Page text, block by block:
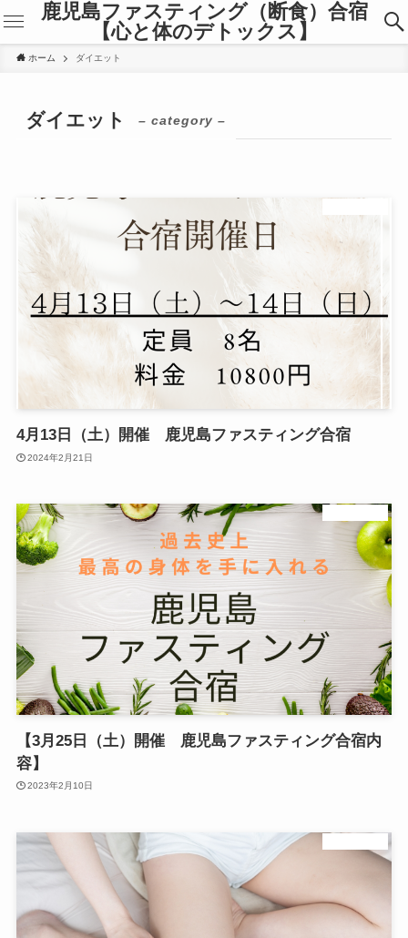
鹿児島ファスティング（断食）合宿
【心と体のデトックス】
ホーム ダイエット
ダイエット – category –
4月13日（土）開催 鹿児島ファスティング合宿
2024年2月21日
【3月25日（土）開催 鹿児島ファスティング合宿内
容】
2023年2月10日